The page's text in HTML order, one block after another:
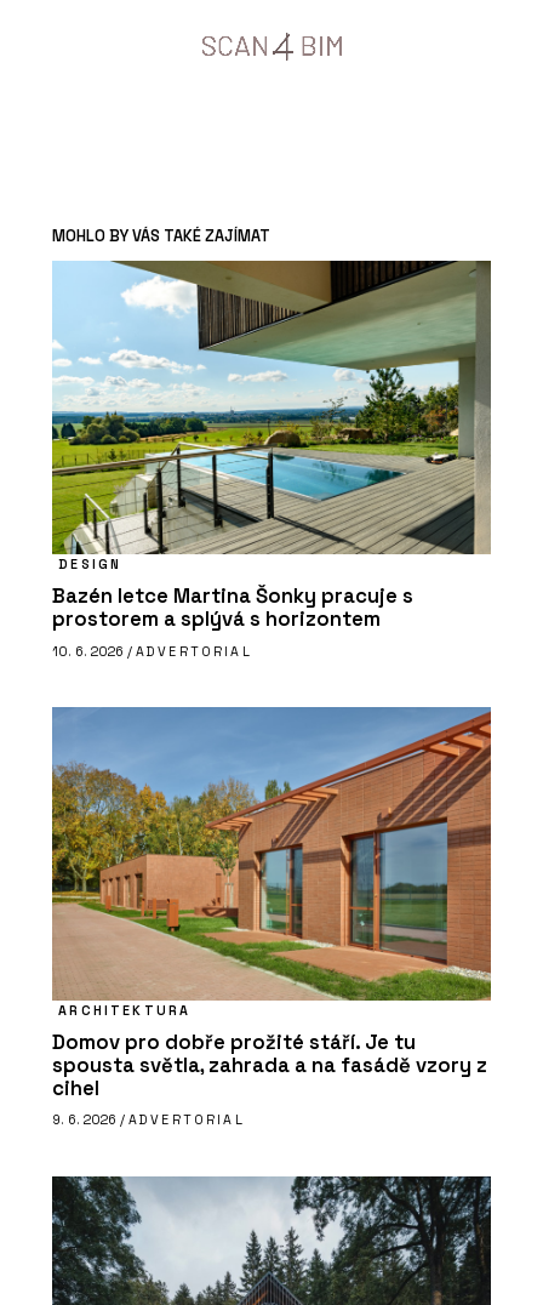
MOHLO BY VÁS TAKÉ ZAJÍMAT
DESIGN
Bazén letce Martina Šonky pracuje s
prostorem a splývá s horizontem
10. 6. 2026 / ADVERTORIAL
ARCHITEKTURA
Domov pro dobře prožité stáří. Je tu
spousta světla, zahrada a na fasádě vzory z
cihel
9. 6. 2026 / ADVERTORIAL